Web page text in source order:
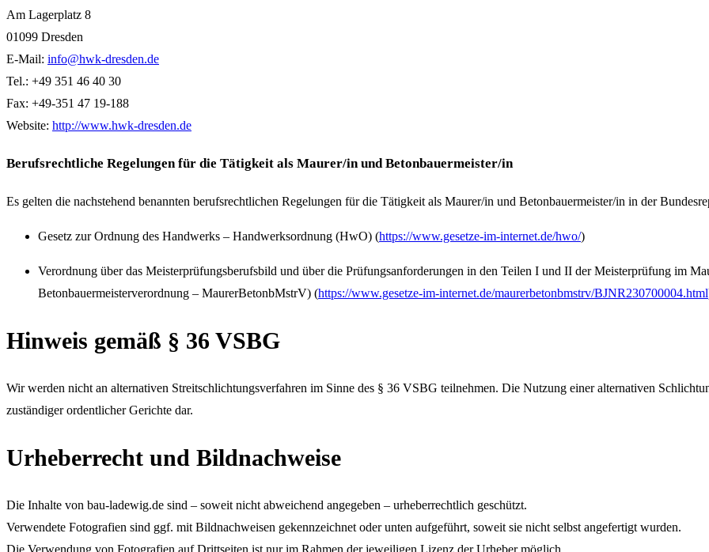
Am Lagerplatz 8
01099 Dresden
E-Mail: info@hwk-dresden.de
Tel.: +49 351 46 40 30
Fax: +49-351 47 19-188
Website: http://www.hwk-dresden.de
Berufsrechtliche Regelungen für die Tätigkeit als Maurer/in und Betonbauermeister/in
Es gelten die nachstehend benannten berufsrechtlichen Regelungen für die Tätigkeit als Maurer/in und Betonbauermeister/in in der
Gesetz zur Ordnung des Handwerks – Handwerksordnung (HwO) (https://www.gesetze-im-internet.de/hwo/)
Verordnung über das Meisterprüfungsberufsbild und über die Prüfungsanforderungen in den Teilen I und II der Meisterprüfung im
Betonbauermeisterverordnung – MaurerBetonbMstrV) (https://www.gesetze-im-internet.de/maurerbetonbmstrv/BJNR230700004.html
Hinweis gemäß § 36 VSBG
Wir werden nicht an alternativen Streitschlichtungsverfahren im Sinne des § 36 VSBG teilnehmen. Die Nutzung einer alternativen
zuständiger ordentlicher Gerichte dar.
Urheberrecht und Bildnachweise
Die Inhalte von bau-ladewig.de sind – soweit nicht abweichend angegeben – urheberrechtlich geschützt.
Verwendete Fotografien sind ggf. mit Bildnachweisen gekennzeichnet oder unten aufgeführt, soweit sie nicht selbst angefertigt wurden.
Die Verwendung von Fotografien auf Drittseiten ist nur im Rahmen der jeweiligen Lizenz der Urheber möglich.